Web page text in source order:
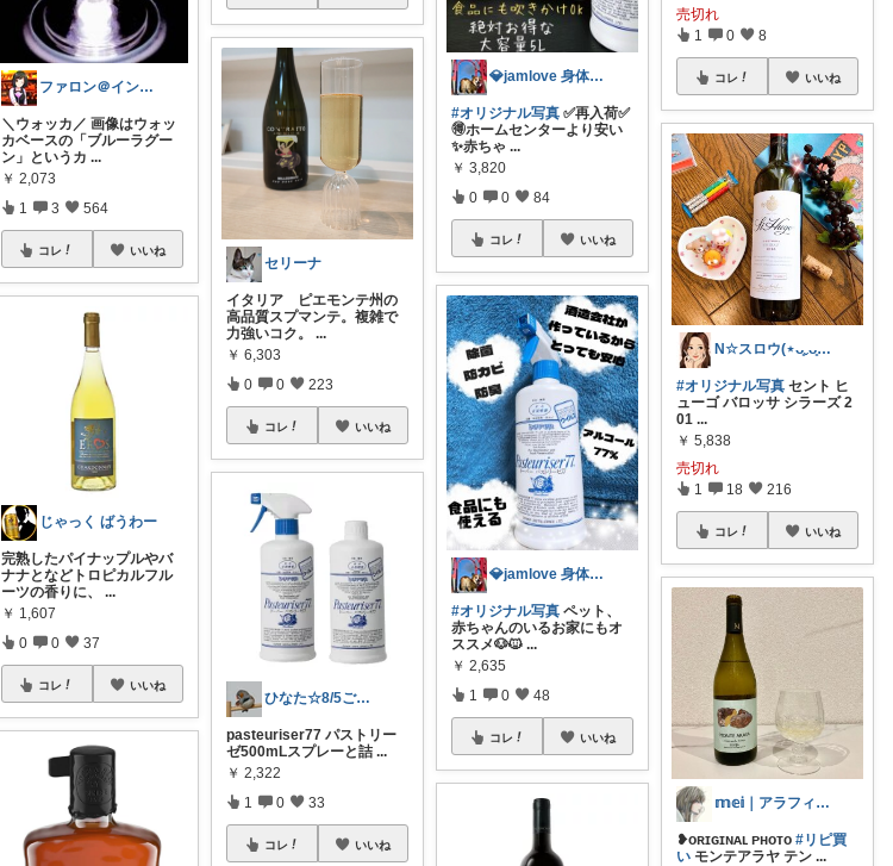
ファロン＠インスタも是非見て欲しい😍
＼ウォッカ／ 画像はウォッ
カベースの「ブルーラグー
ン」というカ ...
￥ 2,073
1 3 564
コレ いいね
じゃっく ばうわー
完熟したパイナップルやバ
ナナとなどトロピカルフル
ーツの香りに、
...
￥ 1,607
0 0 37
コレ いいね
セリーナ
イタリア ピエモンテ州の
高品質スプマンテ。複雑で
力強いコク。...
￥ 6,303
0 0 223
コレ いいね
ひなた☆8/5ご購入感謝です❤️
pasteuriser77 パストリー
ゼ500mLスプレーと詰 ...
￥ 2,322
1 0 33
コレ いいね
💎jamlove 身体に優しく
#オリジナル写真 ✅再入荷✅
🉐ホームセンターより安い
✨赤ちゃ ...
￥ 3,820
0 0 84
コレ いいね
💎jamlove 身体に優しく
#オリジナル写真 ペット、
赤ちゃんのいるお家にもオ
ススメ🐶🐱 ...
￥ 2,635
1 0 48
コレ いいね
売切れ
1 0 8
コレ いいね
N☆スロウ(⋆ᴗ͈ˬᴗ͈)休み時々IN
#オリジナル写真 セント ヒ
ューゴ バロッサ シラーズ 2
01 ...
￥ 5,838
売切れ
1 18 216
コレ いいね
𝕞𝕖𝕚｜アラフィフの穏やかな暮らし
❥ᴏʀɪɢɪɴᴀʟ ᴘʜᴏᴛo#リピ買
い モンテアラヤ テン ...